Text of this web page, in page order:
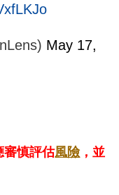
May 17,
審慎評估風險，並